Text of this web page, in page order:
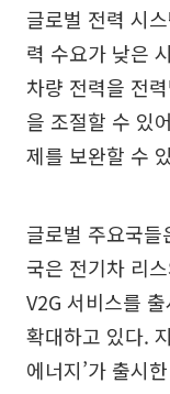
글로벌 전력 시
력 수요가 낮은
차량 전력을 전
을 조절할 수 있
제를 보완할 수
글로벌 주요국
국은 전기차 리
V2G 서비스를
확대하고 있다.
에너지’가 출시